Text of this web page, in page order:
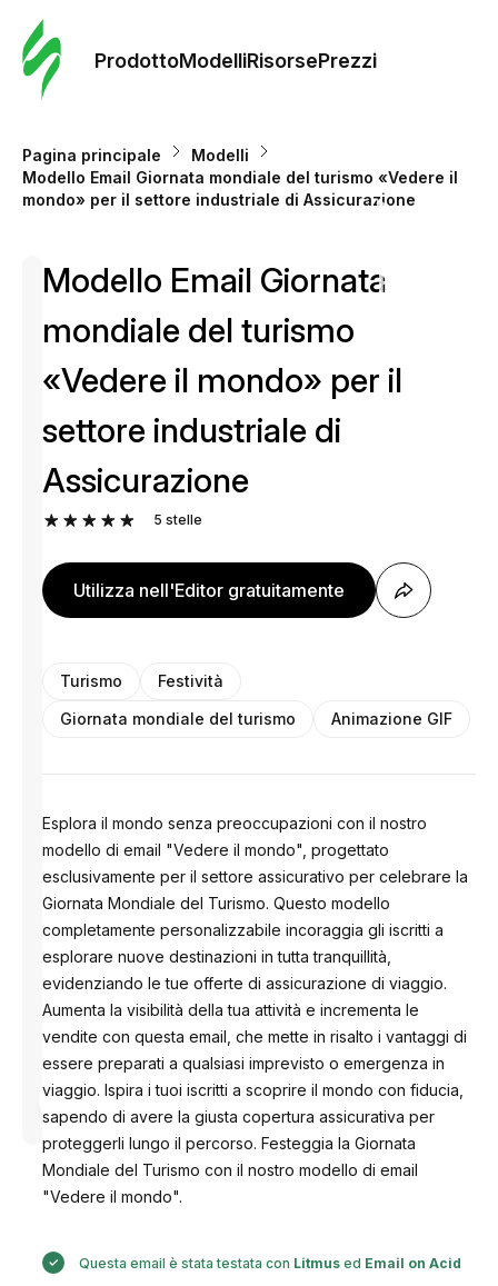
ProdottoModelliRisorsePrezzi
Prezzi
Pagina principale
Modelli
Modello Email Giornata mondiale del turismo «Vedere il
mondo» per il settore industriale di Assicurazione
Progettato
da
Anastasiia
Modello Email Giornata
mondiale del turismo
«Vedere il mondo» per il
settore industriale di
Assicurazione
5 stelle
Utilizza nell'Editor gratuitamente
Turismo
Festività
Giornata mondiale del turismo
Animazione GIF
Esplora il mondo senza preoccupazioni con il nostro
modello di email "Vedere il mondo", progettato
esclusivamente per il settore assicurativo per celebrare la
Giornata Mondiale del Turismo. Questo modello
completamente personalizzabile incoraggia gli iscritti a
esplorare nuove destinazioni in tutta tranquillità,
evidenziando le tue offerte di assicurazione di viaggio.
Aumenta la visibilità della tua attività e incrementa le
vendite con questa email, che mette in risalto i vantaggi di
essere preparati a qualsiasi imprevisto o emergenza in
viaggio. Ispira i tuoi iscritti a scoprire il mondo con fiducia,
sapendo di avere la giusta copertura assicurativa per
proteggerli lungo il percorso. Festeggia la Giornata
Mondiale del Turismo con il nostro modello di email
"Vedere il mondo".
Questa email è stata testata con Litmus ed Email on Acid